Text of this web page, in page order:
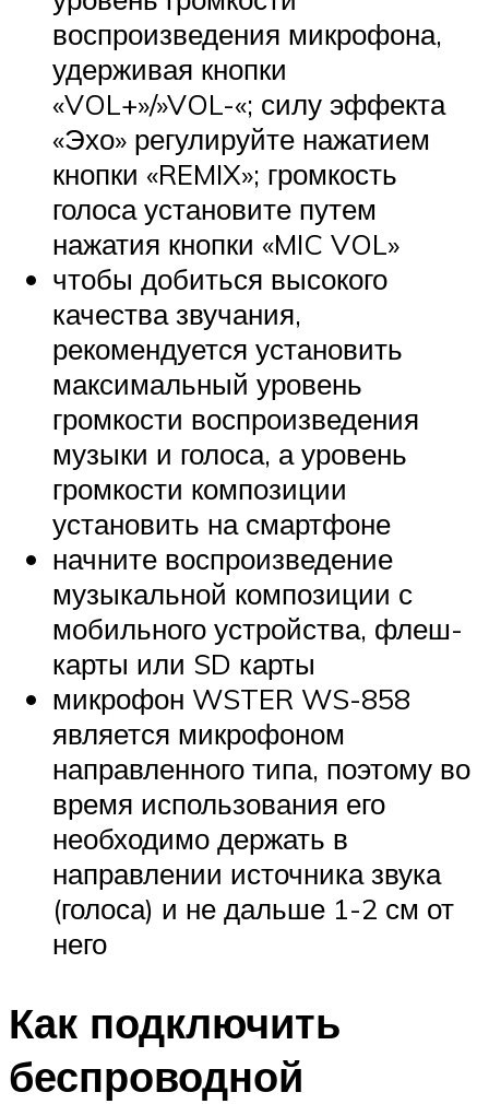
воспроизведения микрофона,
удерживая кнопки
«VOL+»/»VOL-«; силу эффекта
«Эхо» регулируйте нажатием
кнопки «REMIX»; громкость
голоса установите путем
нажатия кнопки «MIC VOL»
чтобы добиться высокого
качества звучания,
рекомендуется установить
максимальный уровень
громкости воспроизведения
музыки и голоса, а уровень
громкости композиции
установить на смартфоне
начните воспроизведение
музыкальной композиции с
мобильного устройства, флеш-
карты или SD карты
микрофон WSTER WS-858
является микрофоном
направленного типа, поэтому во
время использования его
необходимо держать в
направлении источника звука
(голоса) и не дальше 1-2 см от
него
Как подключить
беспроводной